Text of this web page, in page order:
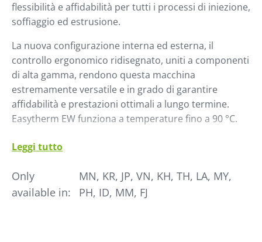
flessibilità e affidabilità per tutti i processi di iniezione,
soffiaggio ed estrusione.
La nuova configurazione interna ed esterna, il
controllo ergonomico ridisegnato, uniti a componenti
di alta gamma, rendono questa macchina
estremamente versatile e in grado di garantire
affidabilità e prestazioni ottimali a lungo termine.
Easytherm EW funziona a temperature fino a 90 °C.
Il grande display TFT da 4,3" ad alto contrasto è
navigazione nei sottomenu è gestita tramite un
pratico volantino.
Leggi tutto
Only
available in:
MN, KR, JP, VN, KH, TH, LA, MY,
PH, ID, MM, FJ